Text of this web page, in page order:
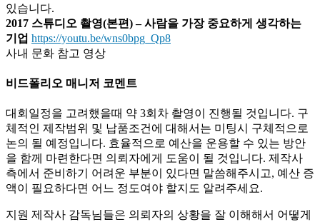
있습니다.
2017 스튜디오 촬영(본편) –사람을 가장 중요하게 생각하는
기업 https://youtu.be/wns0bpg_Qp8
사내 문화 참고 영상
비드폴리오 매니저 코멘트
대회일정을 고려했을때 약 3회차 촬영이 진행될 것입니다. 구
체적인 제작범위 및 납품조건에 대해서는 미팅시 구체적으로
논의 될 예정입니다. 효율적으로 예산을 운용할 수 있는 방안
을 함께 마련한다면 의뢰자에게 도움이 될 것입니다. 제작사
측에서 준비하기 어려운 부분이 있다면 말씀해주시고, 예산 증
액이 필요하다면 어느 정도여야 할지도 알려주세요.
지원 제작사 감독님들은 의뢰자의 상황을 잘 이해해서 어떻게